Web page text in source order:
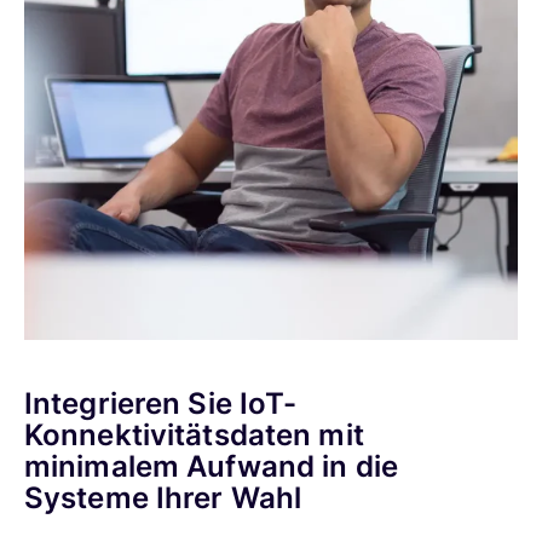
Integrieren Sie IoT-
Konnektivitätsdaten mit
minimalem Aufwand in die
Systeme Ihrer Wahl